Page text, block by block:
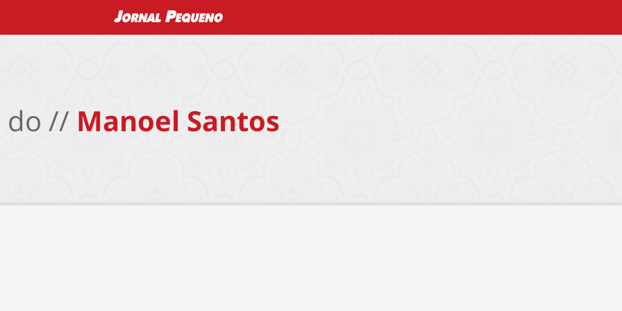
do // Manoel Santos